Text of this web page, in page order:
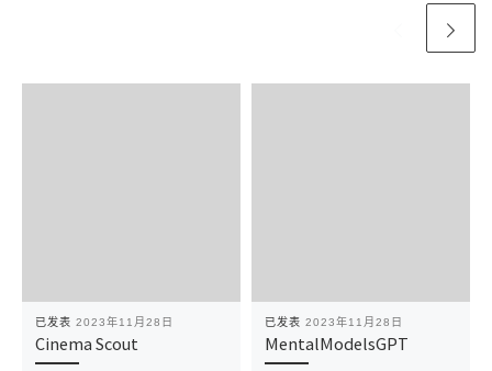
已发表 2023年11月28日
Cinema Scout
已发表 2023年11月28日
MentalModelsGPT